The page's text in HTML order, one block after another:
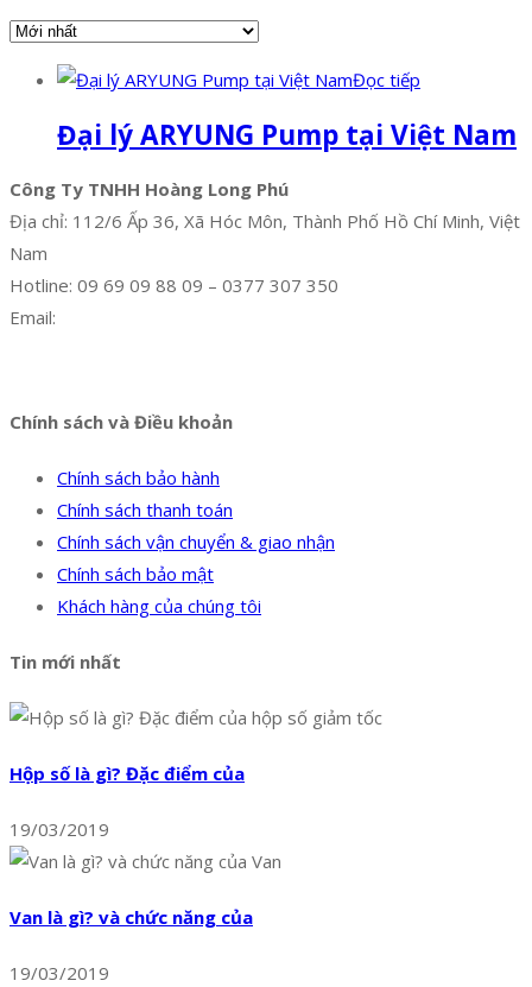
Đọc tiếp
Đại lý ARYUNG Pump tại Việt Nam
Công Ty TNHH Hoàng Long Phú
Địa chỉ: 112/6 Ấp 36, Xã Hóc Môn, Thành Phố Hồ Chí Minh, Việt
Nam
Hotline: 09 69 09 88 09 – 0377 307 350
Email:
Chính sách và Điều khoản
Chính sách bảo hành
Chính sách thanh toán
Chính sách vận chuyển & giao nhận
Chính sách bảo mật
Khách hàng của chúng tôi
Tin mới nhất
Hộp số là gì? Đặc điểm của
19/03/2019
Van là gì? và chức năng của
19/03/2019